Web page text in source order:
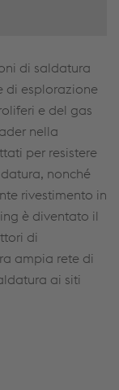
di saldatura
di esplorazione
e del gas
nella
per resistere
nonché
rivestimento in
è diventato il
di
ampia rete di
ai siti